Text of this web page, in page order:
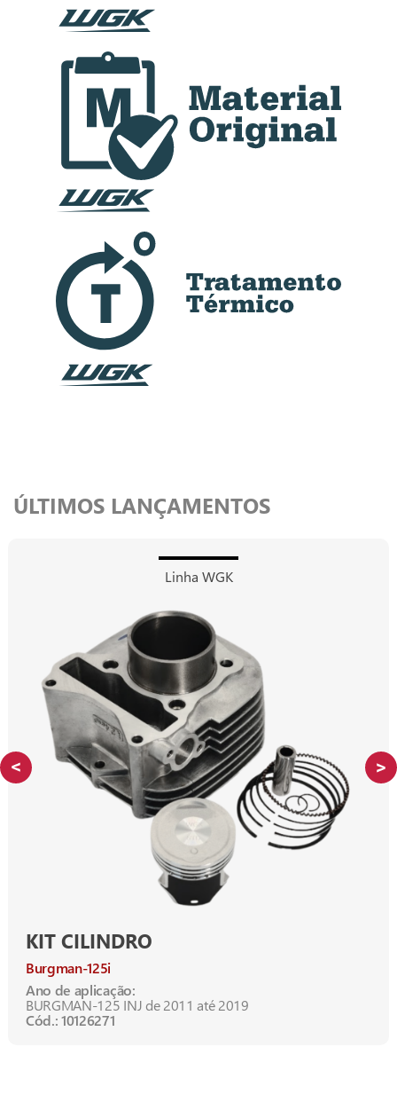
ÚLTIMOS LANÇAMENTOS
Linha WGK
KIT CILINDRO
Burgman-125i
Ano de aplicação:
BURGMAN-125 INJ de 2011 até 2019
Cód.: 10126271